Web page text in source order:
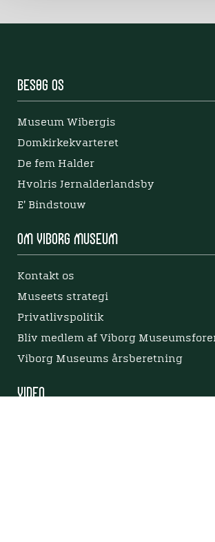
Besøg os
Museum Wibergis
Domkirkekvarteret
De fem Halder
Hvolris Jernalderlandsby
E' Bindstouw
Om Viborg Museum
Kontakt os
Museets strategi
Privatlivspolitik
Bliv medlem af Viborg
Viborg Museums årsberetning
Viden